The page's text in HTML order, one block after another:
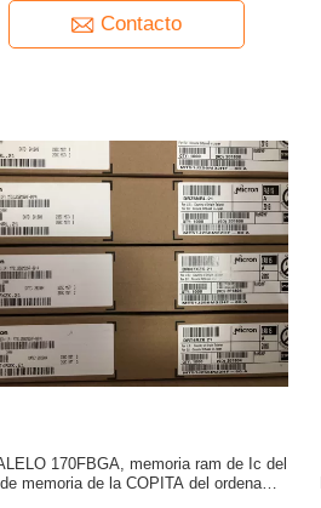
Contacto
170FBGA, memoria ram de Ic del
memoria de la COPITA del ordenador